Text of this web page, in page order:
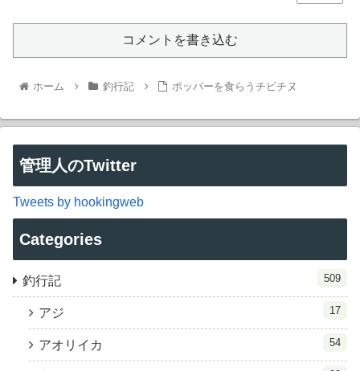
コメントを書き込む
ホーム 釣行記 ポッパーを食らうチビチヌ
管理人のTwitter
Tweets by hookingweb
Categories
釣行記 509
アジ 17
アオリイカ 54